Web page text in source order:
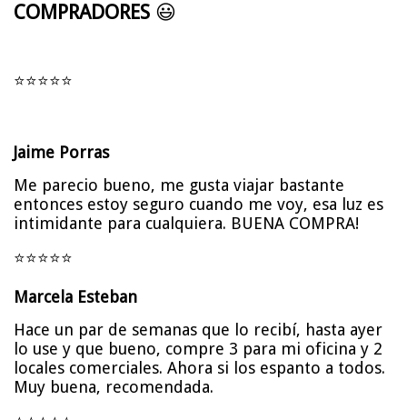
COMPRADORES 😃
⭐⭐⭐⭐⭐
Jaime Porras
Me parecio bueno, me gusta viajar bastante
entonces estoy seguro cuando me voy, esa luz es
intimidante para cualquiera. BUENA COMPRA!
⭐⭐⭐⭐⭐
Marcela Esteban
Hace un par de semanas que lo recibí, hasta ayer
lo use y que bueno, compre 3 para mi oficina y 2
locales comerciales. Ahora si los espanto a todos.
Muy buena, recomendada.